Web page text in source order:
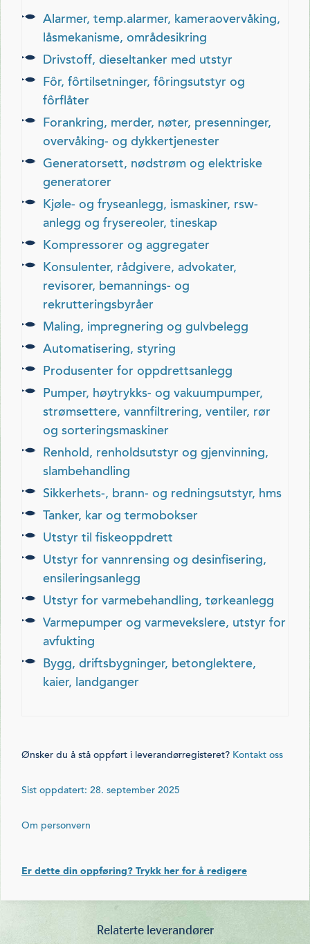
alarmer, temp.alarmer, kameraovervåking,
låsmekanisme, områdesikring
drivstoff, dieseltanker med utstyr
fôr, fôrtilsetninger, fôringsutstyr og
fôrflåter
forankring, merder, nøter, presenninger,
overvåking- og dykkertjenester
generatorsett, nødstrøm og elektriske
generatorer
kjøle- og fryseanlegg, ismaskiner, rsw-
anlegg og frysereoler, tineskap
kompressorer og aggregater
konsulenter, rådgivere, advokater,
revisorer, bemannings- og
rekrutteringsbyråer
maling, impregnering og gulvbelegg
automatisering, styring
produsenter for oppdrettsanlegg
pumper, høytrykks- og vakuumpumper,
strømsettere, vannfiltrering, ventiler, rør
og sorteringsmaskiner
renhold, renholdsutstyr og gjenvinning,
slambehandling
sikkerhets-, brann- og redningsutstyr, hms
tanker, kar og termobokser
utstyr til fiskeoppdrett
utstyr for vannrensing og desinfisering,
ensileringsanlegg
utstyr for varmebehandling, tørkeanlegg
varmepumper og varmevekslere, utstyr for
avfukting
bygg, driftsbygninger, betonglektere,
kaier, landganger
Ønsker du å stå oppført i leverandørregisteret? Kontakt oss
Sist oppdatert: 28. september 2025
Om personvern
Er dette din oppføring? Trykk her for å redigere
Relaterte leverandører